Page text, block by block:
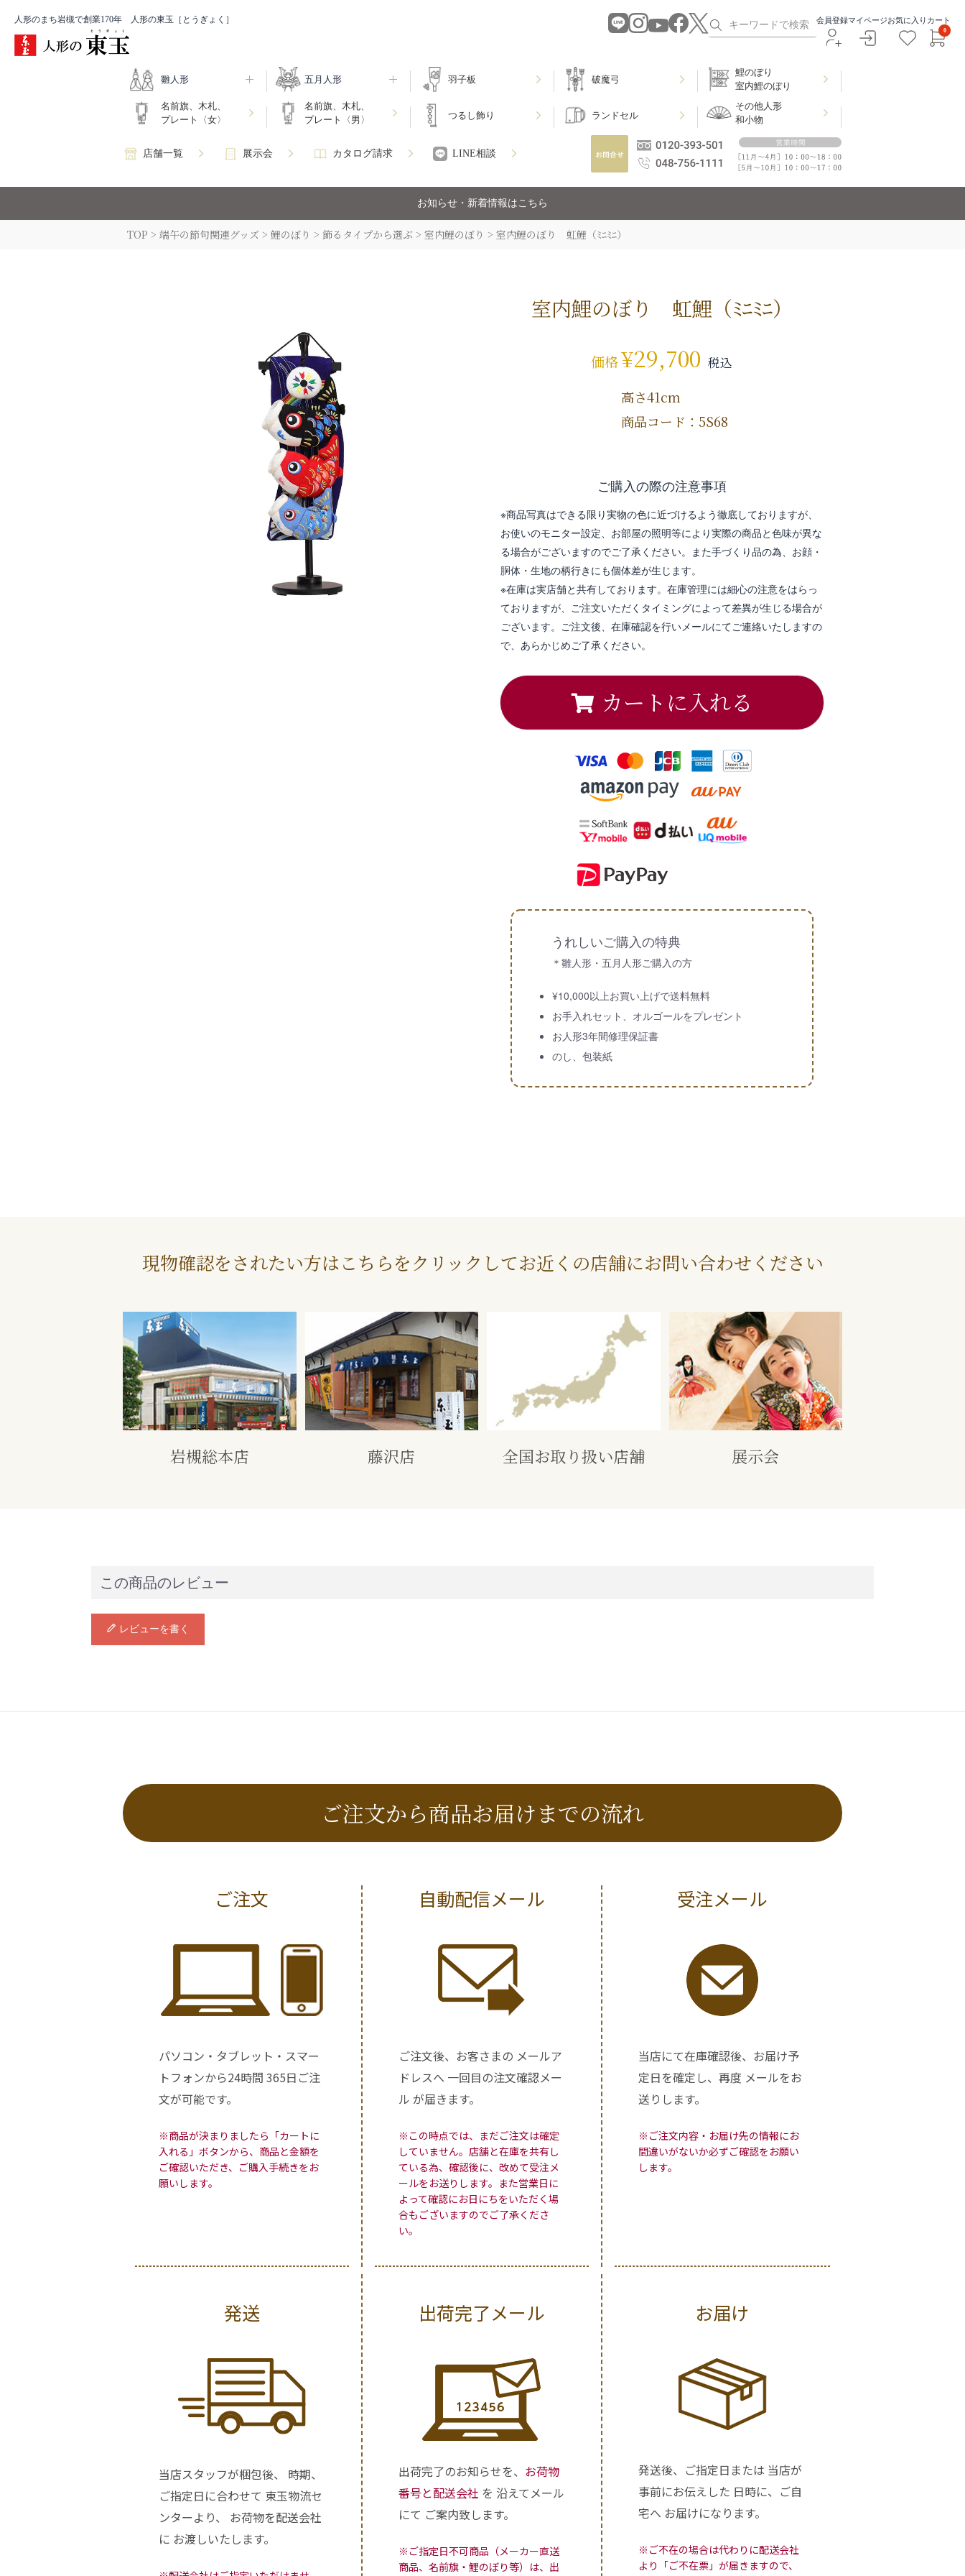
人形のまち岩槻で創業170年 人形の東玉［とうぎょく］ 会員登録マイページお気に入り カート
0
雛人形 五月人形 羽子板 破魔弓
鯉のぼり
室内鯉のぼり
名前旗、木札、
プレート〈女〉
名前旗、木札、
プレート〈男〉
つるし飾り ランドセル
その他人形
和小物
店舗一覧 展示会 カタログ請求 LINE相談
お知らせ・新着情報はこちら
TOP 端午の節句関連グッズ 鯉のぼり 飾るタイプから選ぶ 室内鯉のぼり 室内鯉のぼり 虹鯉（ﾐﾆﾐﾆ）
室内鯉のぼり 虹鯉（ﾐﾆﾐﾆ）
価格¥29,700 税込
高さ41cm
商品コード：5S68
ご購入の際の注意事項
※商品写真はできる限り実物の色に近づけるよう徹底しておりますが、
お使いのモニター設定、お部屋の照明等により実際の商品と色味が異な
る場合がございますのでご了承ください。また手づくり品の為、お顔・
胴体・生地の柄行きにも個体差が生じます。
※在庫は実店舗と共有しております。在庫管理には細心の注意をはらっ
ておりますが、ご注文いただくタイミングによって差異が生じる場合が
ございます。ご注文後、在庫確認を行いメールにてご連絡いたしますの
で、あらかじめご了承ください。
カートに入れる
うれしいご購入の特典
＊雛人形・五月人形ご購入の方
¥10,000以上お買い上げで送料無料
お手入れセット、オルゴールをプレゼント
お人形3年間修理保証書
のし、包装紙
現物確認をされたい方はこちらをクリックしてお近くの店舗にお問い合わせください
岩槻総本店 藤沢店 全国お取り扱い店舗 展示会
この商品のレビュー
レビューを書く
ご注文から商品お届けまでの流れ
ご注文
パソコン・タブレット・スマー
トフォンから24時間 365日ご注
文が可能です。
※商品が決まりましたら「カートに
入れる」ボタンから、商品と金額を
ご確認いただき、ご購入手続きをお
願いします。
自動配信メール
ご注文後、お客さまの メールア
ドレスへ 一回目の注文確認メー
ル が届きます。
※この時点では、まだご注文は確定
していません。店舗と在庫を共有し
ている為、確認後に、改めて受注メ
ールをお送りします。また営業日に
よって確認にお日にちをいただく場
合もございますのでご了承くださ
い。
受注メール
当店にて在庫確認後、お届け予
定日を確定し、再度 メールをお
送りします。
※ご注文内容・お届け先の情報にお
間違いがないか必ずご確認をお願い
します。
発送
当店スタッフが梱包後、 時期、
ご指定日に合わせて 東玉物流セ
ンターより、 お荷物を配送会社
に お渡しいたします。
出荷完了メール
出荷完了のお知らせを、 お荷物
番号と配送会社 を 沿えてメール
にて ご案内致します。
※ご指定日不可商品（メーカー直送
商品、名前旗・鯉のぼり等）は、出
お届け
発送後、ご指定日または 当店が
事前にお伝えした 日時に、ご自
宅へ お届けになります。
※ご不在の場合は代わりに配送会社
より「ご不在票」が届きますので、